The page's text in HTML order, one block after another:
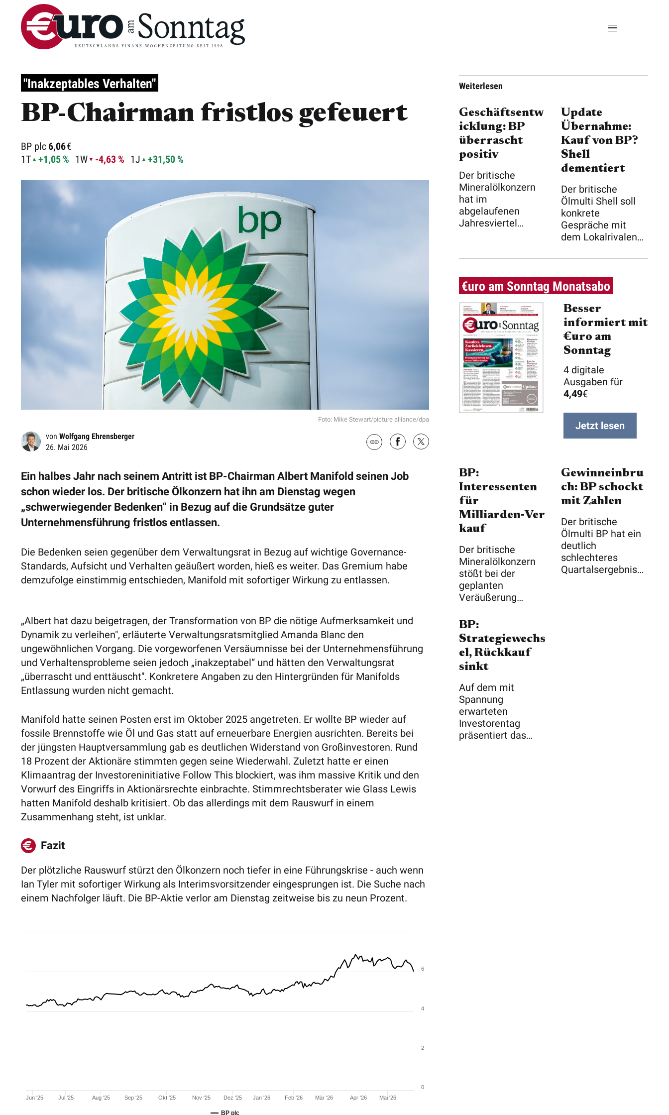
"Inakzeptables Verhalten"
BP-Chairman fristlos gefeuert
BP plc 6,06€
1T
+1,05 % 1W -4,63 % 1J +31,50 %
Foto: Mike Stewart/picture alliance/dpa
von Wolfgang Ehrensberger
26. Mai 2026
Ein halbes Jahr nach seinem Antritt ist BP-Chairman Albert Manifold seinen Job
schon wieder los. Der britische Ölkonzern hat ihn am Dienstag wegen
„schwerwiegender Bedenken“ in Bezug auf die Grundsätze guter
Unternehmensführung fristlos entlassen.
Die Bedenken seien gegenüber dem Verwaltungsrat in Bezug auf wichtige Governance-
Standards, Aufsicht und Verhalten geäußert worden, hieß es weiter. Das Gremium habe
demzufolge einstimmig entschieden, Manifold mit sofortiger Wirkung zu entlassen.
„Albert hat dazu beigetragen, der Transformation von BP die nötige Aufmerksamkeit und
Dynamik zu verleihen", erläuterte Verwaltungsratsmitglied Amanda Blanc den
ungewöhnlichen Vorgang. Die vorgeworfenen Versäumnisse bei der Unternehmensführung
und Verhaltensprobleme seien jedoch „inakzeptabel“ und hätten den Verwaltungsrat
„überrascht und enttäuscht". Konkretere Angaben zu den Hintergründen für Manifolds
Entlassung wurden nicht gemacht.
Manifold hatte seinen Posten erst im Oktober 2025 angetreten. Er wollte BP wieder auf
fossile Brennstoffe wie Öl und Gas statt auf erneuerbare Energien ausrichten. Bereits bei
der jüngsten Hauptversammlung gab es deutlichen Widerstand von Großinvestoren. Rund
18 Prozent der Aktionäre stimmten gegen seine Wiederwahl. Zuletzt hatte er einen
Klimaantrag der Investoreninitiative Follow This blockiert, was ihm massive Kritik und den
Vorwurf des Eingriffs in Aktionärsrechte einbrachte. Stimmrechtsberater wie Glass Lewis
hatten Manifold deshalb kritisiert. Ob das allerdings mit dem Rauswurf in einem
Zusammenhang steht, ist unklar.
Fazit
Der plötzliche Rauswurf stürzt den Ölkonzern noch tiefer in eine Führungskrise - auch wenn
Ian Tyler mit sofortiger Wirkung als Interimsvorsitzender eingesprungen ist. Die Suche nach
einem Nachfolger läuft. Die BP-Aktie verlor am Dienstag zeitweise bis zu neun Prozent.
BP plc
Jun '25 Jul '25 Aug '25 Sep '25 Okt '25 Nov '25 Dez '25 Jan '26 Feb '26 Mär '26 Apr '26 Mai '26
0
2
4
6
Weiterlesen
Geschäftsentw
icklung: BP
überrascht
positiv
Der britische
Mineralölkonzern
hat im
abgelaufenen
Jahresviertel
...
Update
Übernahme:
Kauf von BP?
Shell
dementiert
Der britische
Ölmulti Shell soll
konkrete
Gespräche mit
dem Lokalrivalen
Übernahme ...
€uro am Sonntag Monatsabo
Besser
informiert mit
€uro am
Sonntag
4 digitale
Ausgaben für
4,49€
Jetzt lesen
BP:
Interessenten
für
Milliarden‑Ver
kauf
Der britische
Mineralölkonzern
stößt bei der
geplanten
Veräußerung
Schmierstoffgesch
äfts ...
Gewinneinbru
ch: BP schockt
mit Zahlen
Der britische
Ölmulti BP hat ein
deutlich
schlechteres
Quartalsergebnis
BP:
Strategiewechs
el, Rückkauf
sinkt
Auf dem mit
Spannung
erwarteten
Investorentag
präsentiert das